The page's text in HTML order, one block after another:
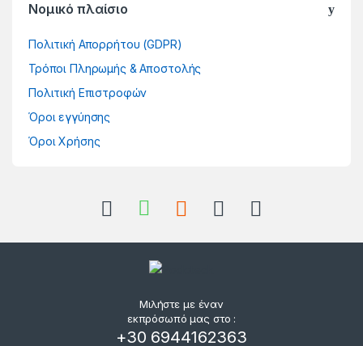
Νομικό πλαίσιο
Πολιτική Απορρήτου (GDPR)
Τρόποι Πληρωμής & Αποστολής
Πολιτική Επιστροφών
Όροι εγγύησης
Όροι Χρήσης
Μιλήστε με έναν
εκπρόσωπό μας στο :
+30 6944162363